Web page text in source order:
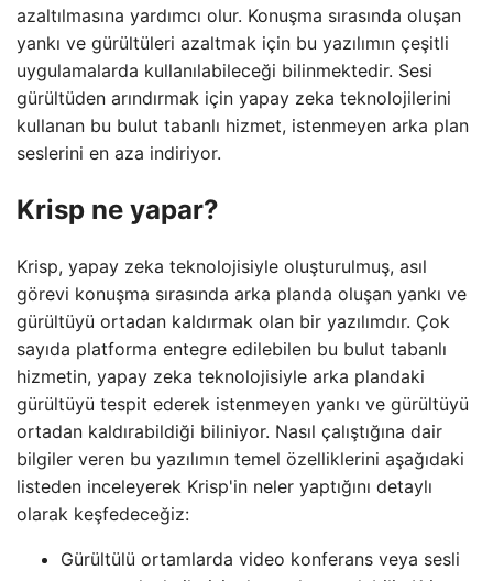
azaltılmasına yardımcı olur. Konuşma sırasında oluşan
yankı ve gürültüleri azaltmak için bu yazılımın çeşitli
uygulamalarda kullanılabileceği bilinmektedir. Sesi
gürültüden arındırmak için yapay zeka teknolojilerini
kullanan bu bulut tabanlı hizmet, istenmeyen arka plan
seslerini en aza indiriyor.
Krisp ne yapar?
Krisp, yapay zeka teknolojisiyle oluşturulmuş, asıl
görevi konuşma sırasında arka planda oluşan yankı ve
gürültüyü ortadan kaldırmak olan bir yazılımdır. Çok
sayıda platforma entegre edilebilen bu bulut tabanlı
hizmetin, yapay zeka teknolojisiyle arka plandaki
gürültüyü tespit ederek istenmeyen yankı ve gürültüyü
ortadan kaldırabildiği biliniyor. Nasıl çalıştığına dair
bilgiler veren bu yazılımın temel özelliklerini aşağıdaki
listeden inceleyerek Krisp'in neler yaptığını detaylı
olarak keşfedeceğiz:
Gürültülü ortamlarda video konferans veya sesli